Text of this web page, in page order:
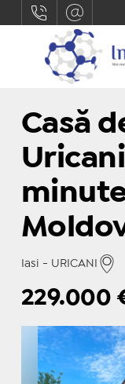
Casă
minute
Iasi - URICANI
229.000